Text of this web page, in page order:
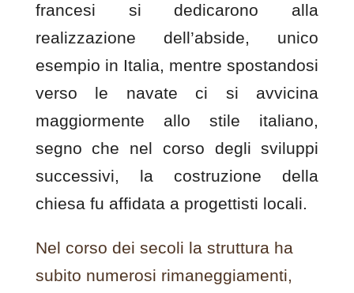
francesi si dedicarono alla
realizzazione dell’abside, unico
esempio in Italia, mentre spostandosi
verso le navate ci si avvicina
maggiormente allo stile italiano,
segno che nel corso degli sviluppi
successivi, la costruzione della
chiesa fu affidata a progettisti locali.
Nel corso dei secoli la struttura ha
subito numerosi rimaneggiamenti,